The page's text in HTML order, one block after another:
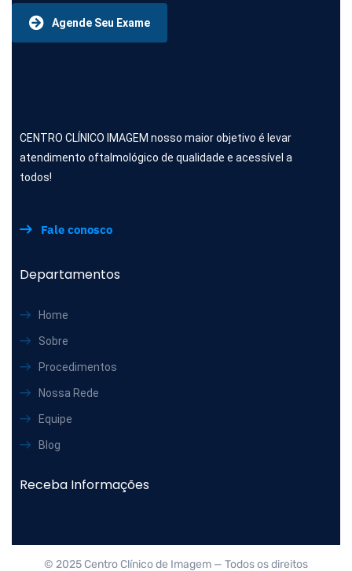
Agende Seu Exame
CENTRO CLÍNICO IMAGEM nosso maior objetivo é levar
atendimento oftalmológico de qualidade e acessível a
todos!
Fale conosco
Departamentos
Home
Sobre
Procedimentos
Nossa Rede
Equipe
Blog
Receba Informações
© 2025 Centro Clínico de Imagem — Todos os direitos